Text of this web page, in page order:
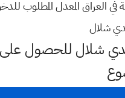
كليات الاهلي الجامعات الاهلية في العراق
مهدي شلال للحصول